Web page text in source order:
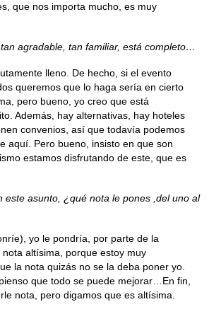
que nos importa mucho, es muy
agradable, tan familiar, está completo…
lleno. De hecho, si el evento
queremos que lo haga sería en cierto
pero bueno, yo creo que está
Además, hay alternativas, hay hoteles
convenios, así que todavía podemos
aquí. Pero bueno, insisto en que son
estamos disfrutando de este, que es
este asunto, ¿qué nota le pones ,del uno al
yo le pondría, por parte de la
altísima, porque estoy muy
la nota quizás no se la deba poner yo.
que todo se puede mejorar…En fin,
nota, pero digamos que es altísima.